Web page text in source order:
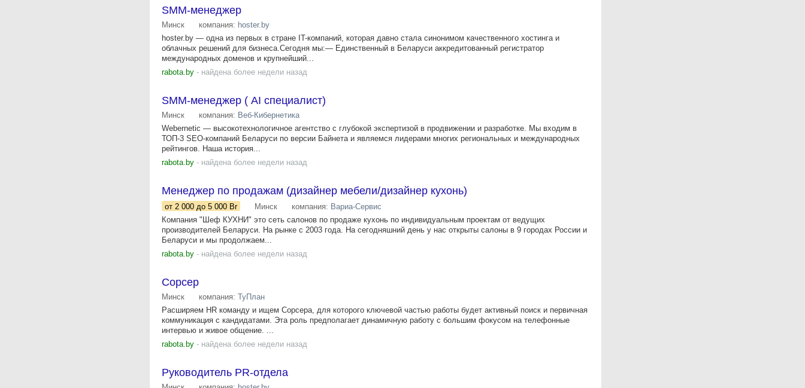
SMM-менеджер
Минск компания: hoster.by
hoster.by — одна из первых в стране IT-компаний, которая давно стала синонимом качественного хостинга и
облачных решений для бизнеса.Сегодня мы:— Единственный в Беларуси аккредитованный регистратор
международных доменов и крупнейший...
rabota.by - найдена более недели назад
SMM-менеджер ( AI специалист)
Минск компания: Веб-Кибернетика
​​​​​​Webernetic — высокотехнологичное агентство с глубокой экспертизой в продвижении и разработке. Мы входим в
ТОП-3 SEO-компаний Беларуси по версии Байнета и являемся лидерами многих региональных и международных
рейтингов. Наша история...
rabota.by - найдена более недели назад
Менеджер по продажам (дизайнер мебели/дизайнер кухонь)
от 2 000 до 5 000 Br Минск компания: Вариа-Сервис
Компания "Шеф КУХНИ" это сеть салонов по продаже кухонь по индивидуальным проектам от ведущих
производителей Беларуси. На рынке с 2003 года. На сегодняшний день у нас открыты салоны в 9 городах России и
Беларуси и мы продолжаем...
rabota.by - найдена более недели назад
Сорсер
Минск компания: ТуПлан
Расширяем HR команду и ищем Сорсера, для которого ключевой частью работы будет активный поиск и первичная
коммуникация с кандидатами. Эта роль предполагает динамичную работу с большим фокусом на телефонные
интервью и живое общение. ...
rabota.by - найдена более недели назад
Руководитель PR-отдела